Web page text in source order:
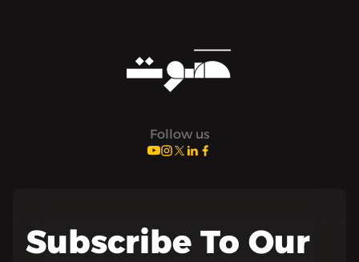
Follow us
Subscribe To Our